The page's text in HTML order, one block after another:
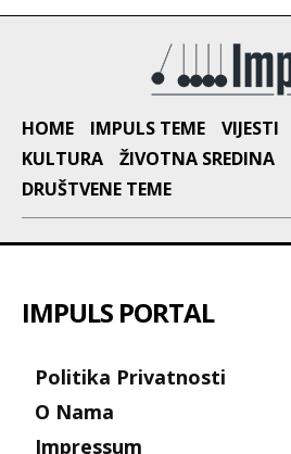
HOME IMPULS TEME VIJESTI
KULTURA
ŽIVOTNA SREDINA
DRUŠTVENE TEME
IMPULS PORTAL
Politika Privatnosti
O Nama
Impressum